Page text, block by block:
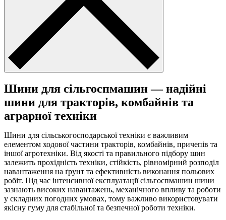
Шини для сільгоспмашин — надійні
шини для тракторів, комбайнів та
аграрної техніки
Шини для сільськогосподарської техніки є важливим
елементом ходової частини тракторів, комбайнів, причепів та
іншої агротехніки. Від якості та правильного підбору шин
залежить прохідність техніки, стійкість, рівномірний розподіл
навантаження на ґрунт та ефективність виконання польових
робіт. Під час інтенсивної експлуатації сільгоспмашин шини
зазнають високих навантажень, механічного впливу та роботи
у складних погодних умовах, тому важливо використовувати
якісну гуму для стабільної та безпечної роботи техніки.